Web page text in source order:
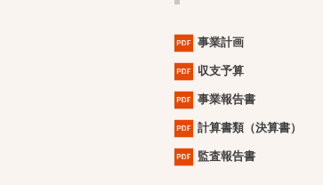
事業計画
収支予算
事業報告書
計算書類（決算書）
監査報告書